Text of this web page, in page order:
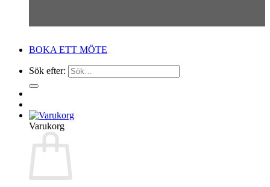
BOKA ETT MÖTE
Sök efter:
Varukorg